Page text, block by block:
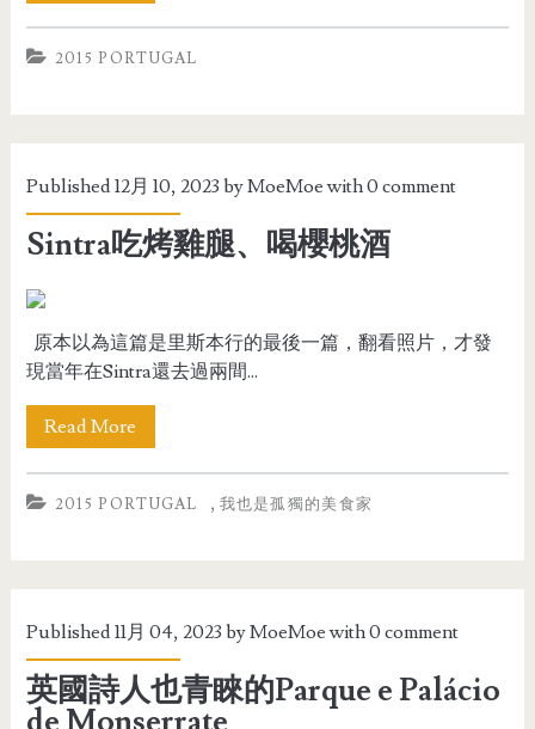
2015 PORTUGAL
Published 12月 10, 2023 byMoeMoewith0 comment
Sintra吃烤雞腿、喝櫻桃酒
原本以為這篇是里斯本行的最後一篇，翻看照片，才發
現當年在Sintra還去過兩間...
Read More
2015 PORTUGAL , 我也是孤獨的美食家
Published 11月 04, 2023 byMoeMoewith0 comment
英國詩人也青睞的Parque e Palácio